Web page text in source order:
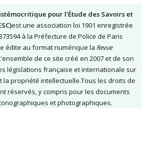
pour l'Étude des Savoirs et
est une association loi 1901 enregistrée
à la Préfecture de Police de Paris
édite au format numérique la Revue
de ce site créé en 2007 et de son
législations française et internationale sur
la propriété intellectuelle.Tous les droits de
réservés, y compris pour les documents
et photographiques.